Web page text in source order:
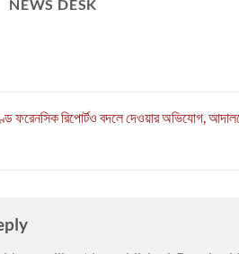
NEWS DESK
ফরেনসিক রিপোর্টও বদলে দেওয়ার অভিযোগ,